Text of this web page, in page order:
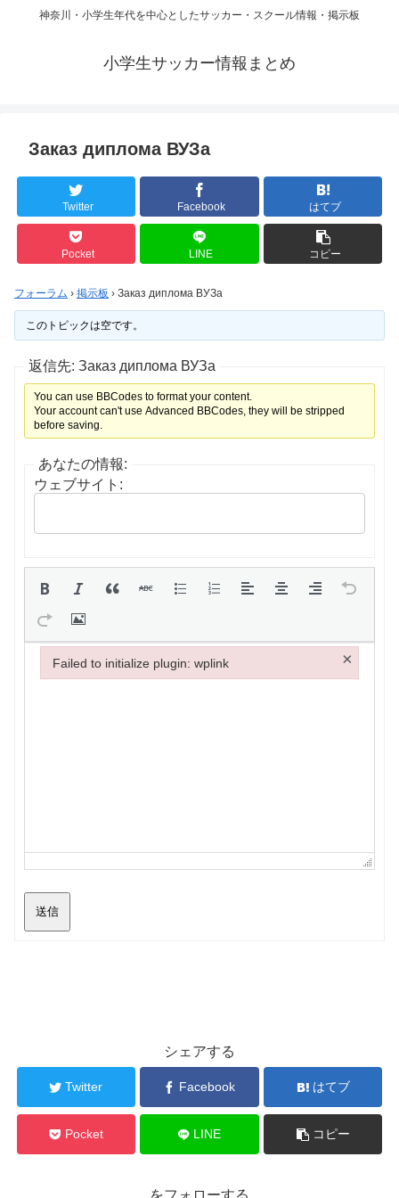
神奈川・小学生年代を中心としたサッカー・スクール情報・掲示板
小学生サッカー情報まとめ
Заказ диплома ВУЗа
Twitter Facebook はてブ
Pocket LINE コピー
フォーラム › 掲示板 › Заказ диплома ВУЗа
このトピックは空です。
返信先: Заказ диплома ВУЗа
You can use BBCodes to format your content.
Your account can't use Advanced BBCodes, they will be stripped
before saving.
あなたの情報:
ウェブサイト:
送信
シェアする
Twitter Facebook はてブ
Pocket LINE コピー
Failed to initialize plugin: wplink ×
Failed to initialize plugin: wplink